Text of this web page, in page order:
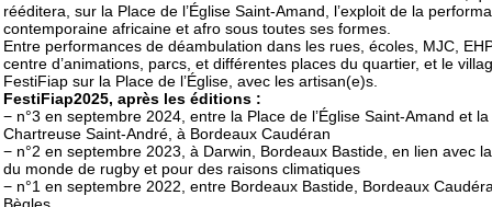
rééditera, sur la Place de l’Église Saint-Amand, l’exploit de la
contemporaine africaine et afro sous toutes ses formes.
Entre performances de déambulation dans les rues, écoles, MJC,
centre d’animations, parcs, et différentes places du quartier, et le
FestiFiap sur la Place de l’Église, avec les artisan(e)s.
FestiFiap2025, après les éditions :
− n°3 en septembre 2024, entre la Place de l’Église Saint-Amand et
Chartreuse Saint-André, à Bordeaux Caudéran
− n°2 en septembre 2023, à Darwin, Bordeaux Bastide, en lien avec
du monde de rugby et pour des raisons climatiques
− n°1 en septembre 2022, entre Bordeaux Bastide, Bordeaux